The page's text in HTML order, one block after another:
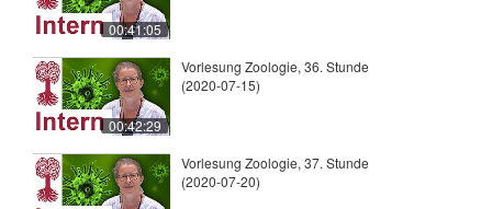
00:41:05
00:42:29
Vorlesung Zoologie, 36. Stunde
(2020-07-15)
Vorlesung Zoologie, 37. Stunde
(2020-07-20)